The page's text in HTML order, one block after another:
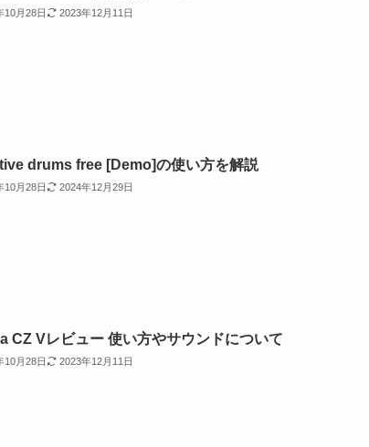
10月28日 2023年12月11日
drums free [Demo]の使い方を解説
10月28日 2024年12月29日
CZ Vレビュー 使い方やサウンドについて
10月28日 2023年12月11日